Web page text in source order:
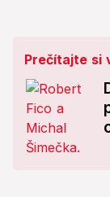
Prečítajte si